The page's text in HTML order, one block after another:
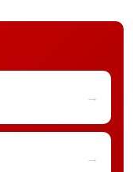
→
→